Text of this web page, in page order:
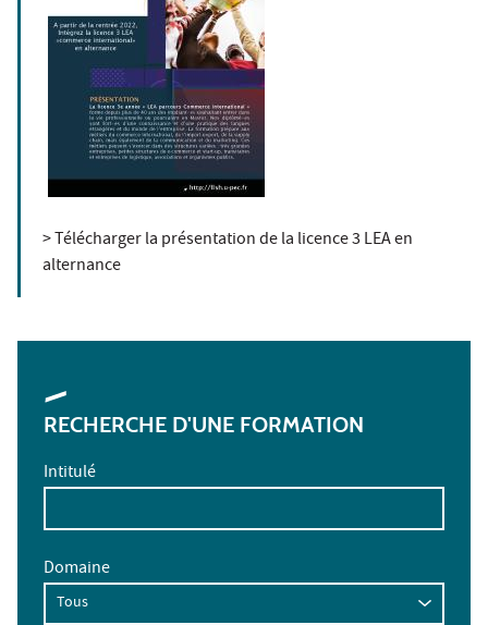
> Télécharger la présentation de la licence 3 LEA en
alternance
RECHERCHE D'UNE FORMATION
Intitulé
Domaine